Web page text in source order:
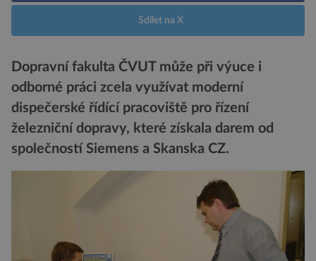
Sdílet na X
Dopravní fakulta ČVUT může při výuce i
odborné práci zcela využívat moderní
dispečerské řídící pracoviště pro řízení
železniční dopravy, které získala darem od
společností Siemens a Skanska CZ.